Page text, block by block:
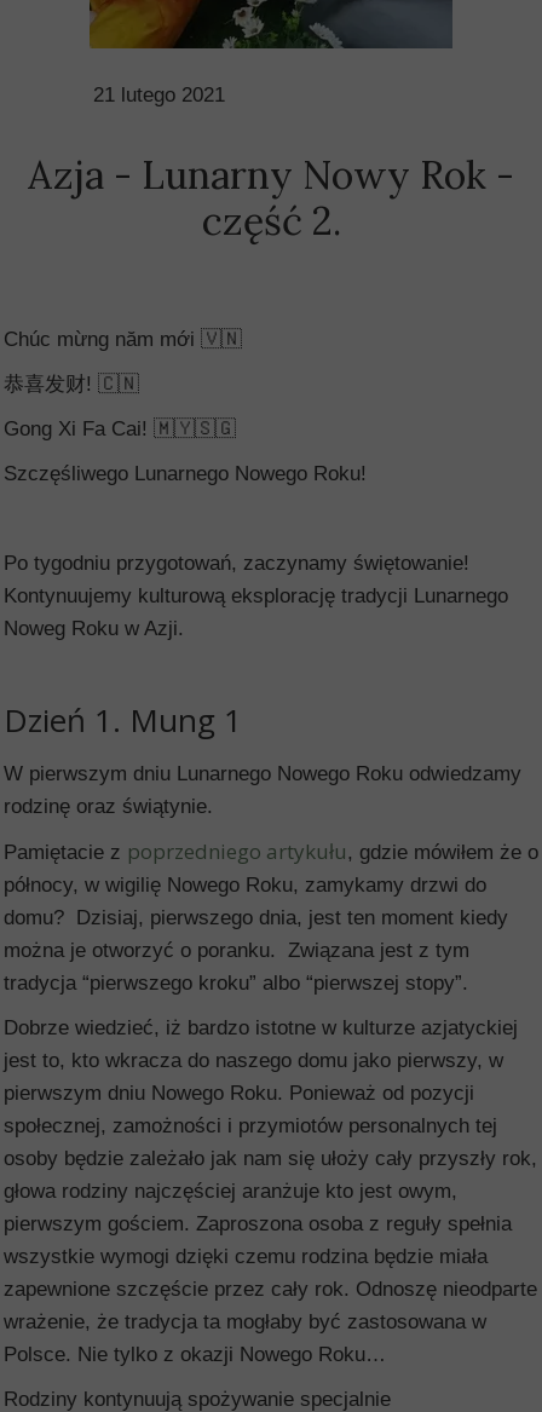
21 lutego 2021
Azja - Lunarny Nowy Rok -
część 2.
Chúc mừng năm mới 🇻🇳
恭喜发财! 🇨🇳
Gong Xi Fa Cai! 🇲🇾🇸🇬
Szczęśliwego Lunarnego Nowego Roku!
Po tygodniu przygotowań, zaczynamy świętowanie!
Kontynuujemy kulturową eksplorację tradycji Lunarnego
Noweg Roku w Azji.
Dzień 1. Mung 1
W pierwszym dniu Lunarnego Nowego Roku odwiedzamy
rodzinę oraz świątynie.
Pamiętacie z poprzedniego artykułu, gdzie mówiłem że o
północy, w wigilię Nowego Roku, zamykamy drzwi do
domu? Dzisiaj, pierwszego dnia, jest ten moment kiedy
można je otworzyć o poranku. Związana jest z tym
tradycja “pierwszego kroku” albo “pierwszej stopy”.
Dobrze wiedzieć, iż bardzo istotne w kulturze azjatyckiej
jest to, kto wkracza do naszego domu jako pierwszy, w
pierwszym dniu Nowego Roku. Ponieważ od pozycji
społecznej, zamożności i przymiotów personalnych tej
osoby będzie zależało jak nam się ułoży cały przyszły rok,
głowa rodziny najczęściej aranżuje kto jest owym,
pierwszym gościem. Zaproszona osoba z reguły spełnia
wszystkie wymogi dzięki czemu rodzina będzie miała
zapewnione szczęście przez cały rok. Odnoszę nieodparte
wrażenie, że tradycja ta mogłaby być zastosowana w
Polsce. Nie tylko z okazji Nowego Roku…
Rodziny kontynuują spożywanie specjalnie